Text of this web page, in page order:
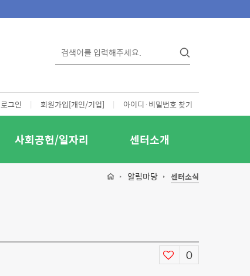
로그인 | 회원가입[개인/기업] | 아이디·비밀번호 찾기
사회공헌/일자리 센터소개
알림마당 센터소식
0